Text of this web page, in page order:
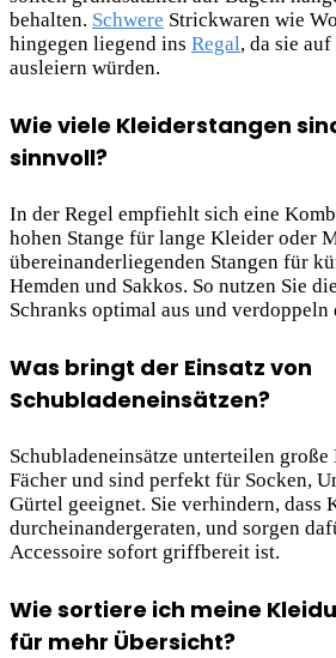
behalten. Schwere Strickwaren wie
hingegen liegend ins Regal, da sie
ausleiern würden.
Wie viele Kleiderstangen
sinnvoll?
In der Regel empfiehlt sich eine
hohen Stange für lange Kleider oder
übereinanderliegenden Stangen für
Hemden und Sakkos. So nutzen Sie
Schranks optimal aus und verdoppeln
Was bringt der Einsatz von
Schubladeneinsätzen?
Schubladeneinsätze unterteilen
Fächer und sind perfekt für Socken,
Gürtel geeignet. Sie verhindern, dass
durcheinandergeraten, und sorgen
Accessoire sofort griffbereit ist.
Wie sortiere ich meine
für mehr Übersicht?